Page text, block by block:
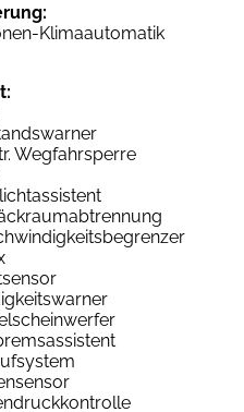
Klimaautomatik
Wegfahrsperre